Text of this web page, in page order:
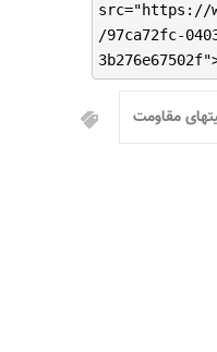
src="https://
/97ca72fc-
مقاومت